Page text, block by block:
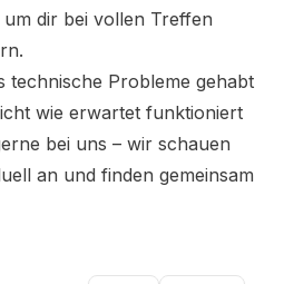
dir bei vollen Treffen
technische Probleme gehabt
wie erwartet funktioniert
bei uns – wir schauen
an und finden gemeinsam